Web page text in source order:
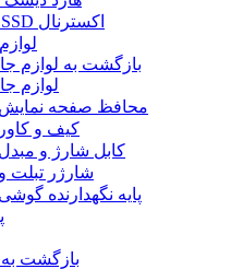
حافظه SSD اکسترنال
بازگشت به لوازم
لوازم
محافظ صفحه
کیف و
کابل شارژ و
شارژر تبلت
پایه نگهدارنده
بازگشت